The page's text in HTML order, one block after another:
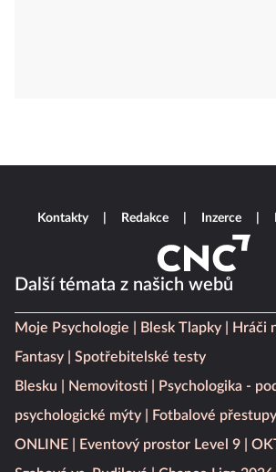
Další témata z našich webů
Moje Psychologie Blesk Tlapky Hráči
Fantasy
Spotřebitelské testy
Blesku
Nemovitosti
Psychologika -
psychologické mýty
Fotbalové přestupy
ONLINE
Eventový prostor Level 9
Kontakty Redakce Inzerce